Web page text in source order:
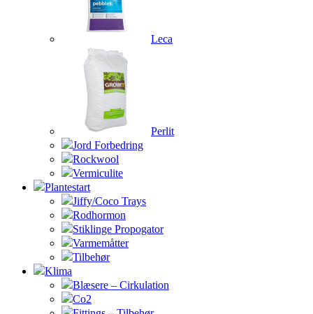
Leca
Perlit
Jord Forbedring
Rockwool
Vermiculite
Plantestart
Jiffy/Coco Trays
Rodhormon
Stiklinge Propogator
Varmemåtter
Tilbehør
Klima
Blæsere – Cirkulation
Co2